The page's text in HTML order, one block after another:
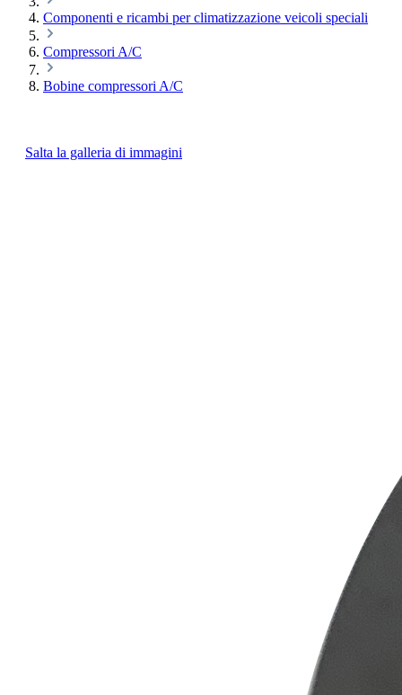
Componenti e ricambi per climatizzazione veicoli speciali
Compressori A/C
Bobine compressori A/C
Salta la galleria di immagini